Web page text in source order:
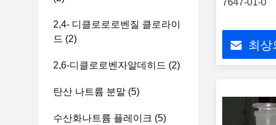
2,4- 디클로로로벤질 클로라이
드 (2)
2,6-디클로로벤자알데히드 (2)
탄산 나트륨 분말 (5)
수산화나트륨 플레이크 (5)
7647-01-0
최상